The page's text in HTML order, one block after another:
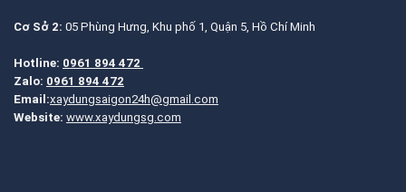
Cơ Sở 2: 05 Phùng Hưng, Khu phố 1, Quận 5, Hồ Chí Minh
Hotline: 0961 894 472
Zalo: 0961 894 472
Email:xaydungsaigon24h@gmail.com
Website: www.xaydungsg.com